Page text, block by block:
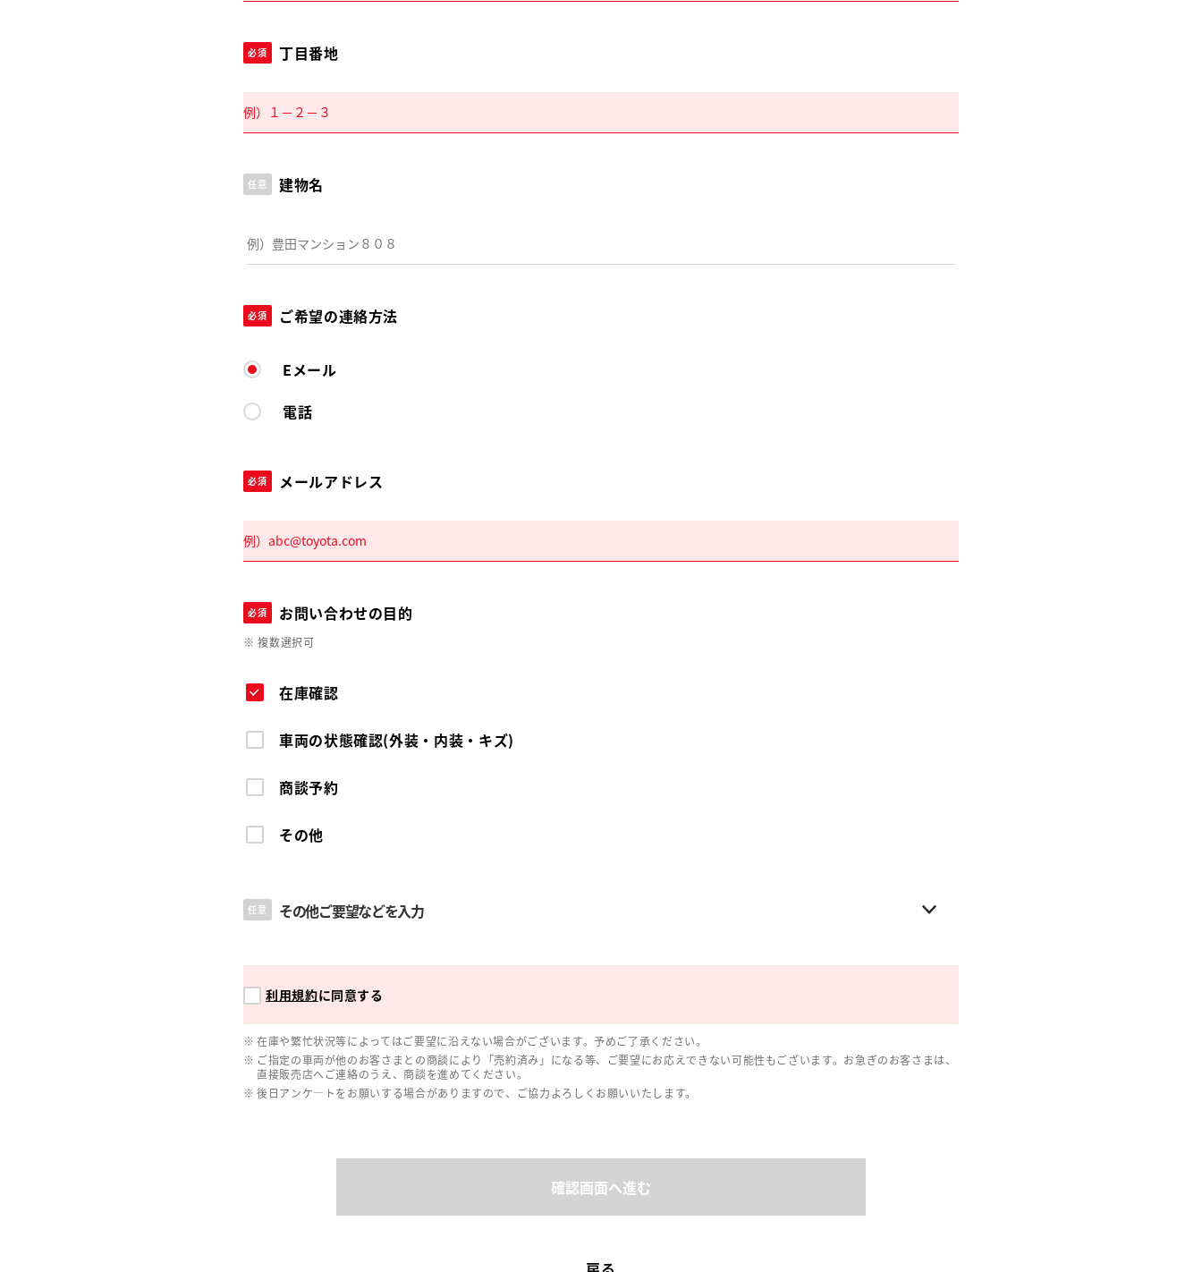
必須 丁目番地
任意 建物名
必須 ご希望の連絡方法
Eメール
電話
必須 メールアドレス
必須 お問い合わせの目的
※ 複数選択可
在庫確認
車両の状態確認(外装・内装・キズ)
商談予約
その他
任意 その他ご要望などを入力
利用規約に同意する
在庫や繁忙状況等によってはご要望に沿えない場合がございます。予めご了承ください。
ご指定の車両が他のお客さまとの商談により「売約済み」になる等、ご要望にお応えできない可能性もございます。お急ぎのお客さまは、
直接販売店へご連絡のうえ、商談を進めてください。
後日アンケ―トをお願いする場合がありますので、ご協力よろしくお願いいたします。
確認画面へ進む